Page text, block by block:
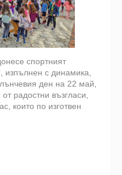
спортният
изпълнен с динамика,
ден на 22 май,
радостни възгласи,
които по изготвен